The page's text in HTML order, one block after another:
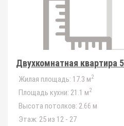
Двухкомнатная квартира
Жилая площадь: 17.3 м2
Площадь кухни: 21.1 м2
Высота потолков: 2.66 м
Этаж: 25 из 12 - 27